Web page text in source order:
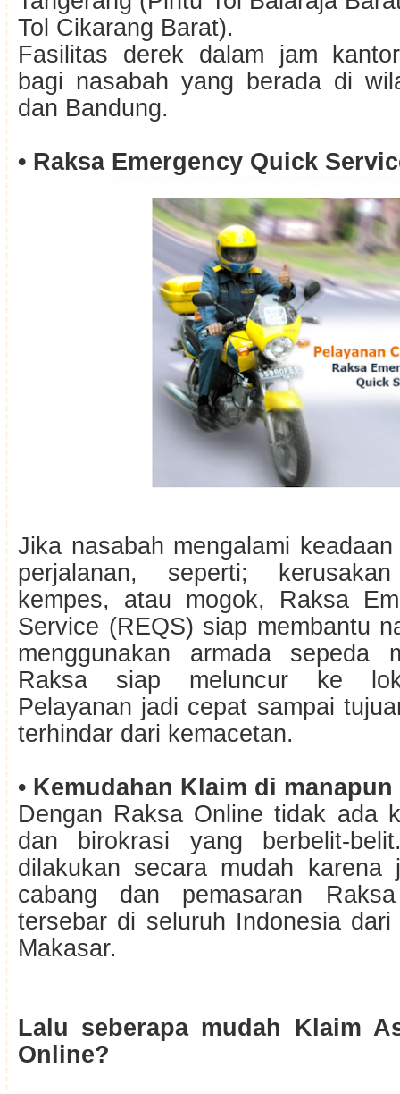
Tol Cikarang Barat).
Fasilitas derek dalam jam
bagi nasabah yang berada di
dan Bandung.
• Raksa Emergency Quick
Jika nasabah mengalami
perjalanan, seperti;
kempes, atau mogok, Raksa
Service (REQS) siap membantu
menggunakan armada sepeda
Raksa siap meluncur ke
Pelayanan jadi cepat sampai
terhindar dari kemacetan.
• Kemudahan Klaim di manapun
Dengan Raksa Online tidak ada
dan birokrasi yang berbelit-
dilakukan secara mudah karena
cabang dan pemasaran
tersebar di seluruh Indonesia dari
Makasar.
Lalu seberapa mudah Klaim
Online?